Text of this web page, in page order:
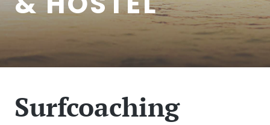
Surfcoaching